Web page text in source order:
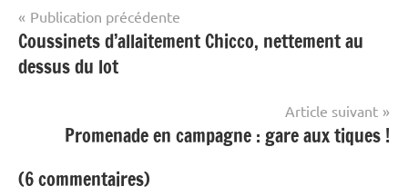
Navigation
de
l’article
Publication précédente
Coussinets d’allaitement Chicco, nettement au
dessus du lot
Article suivant
Promenade en campagne : gare aux tiques !
(6 commentaires)